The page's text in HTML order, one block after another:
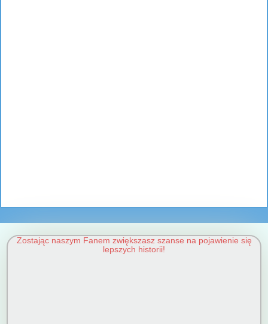
Zostając naszym Fanem zwiększasz szanse na pojawienie się
lepszych historii!